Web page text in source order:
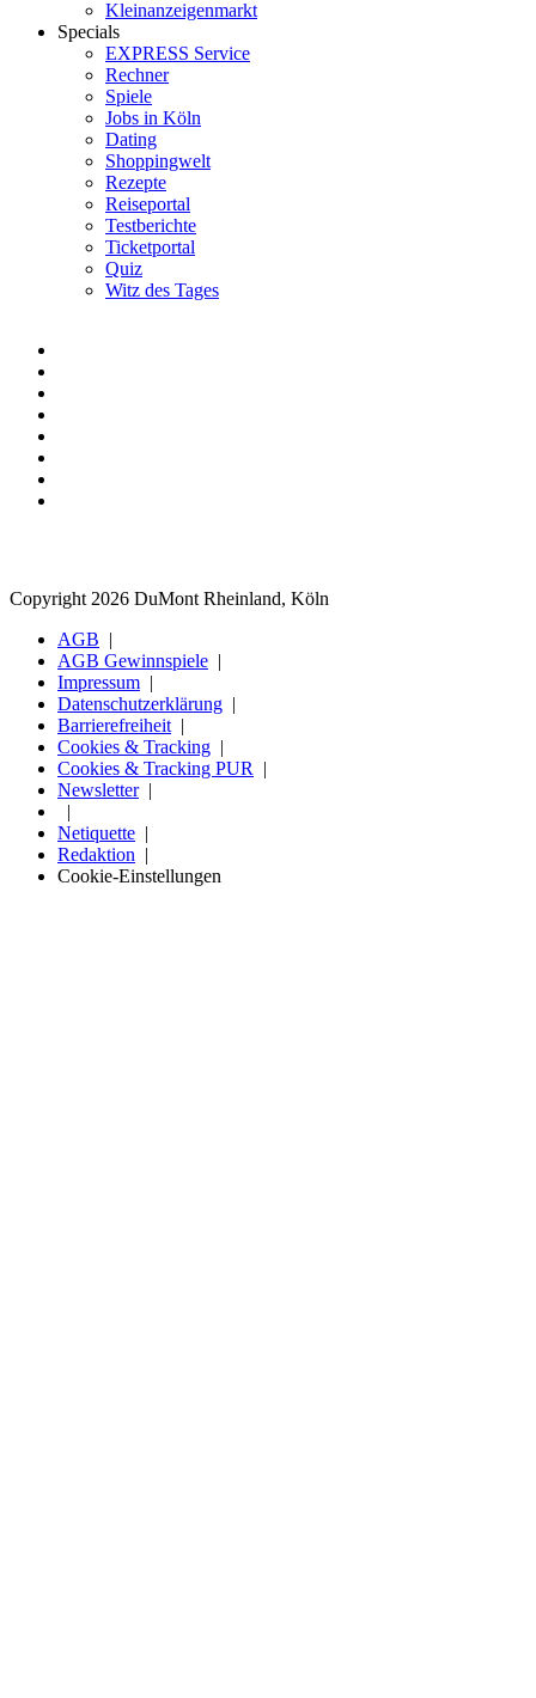
Kleinanzeigenmarkt
Specials
EXPRESS Service
Rechner
Spiele
Jobs in Köln
Dating
Shoppingwelt
Rezepte
Reiseportal
Testberichte
Ticketportal
Quiz
Witz des Tages
Copyright 2026 DuMont Rheinland, Köln
AGB
AGB Gewinnspiele
Impressum
Datenschutzerklärung
Barrierefreiheit
Cookies & Tracking
Cookies & Tracking PUR
Newsletter
Netiquette
Redaktion
Cookie-Einstellungen